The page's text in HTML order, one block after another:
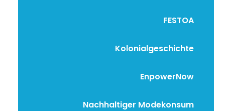
FESTOA
Kolonialgeschichte
EnpowerNow
Nachhaltiger Modekonsum